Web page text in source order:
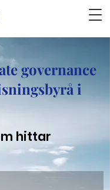
governance
i
hittar